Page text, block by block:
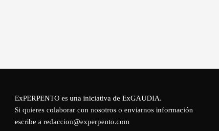
ExPERPENTO es una iniciativa de ExGAUDIA.
Si quieres colaborar con nosotros o enviarnos información
escribe a redaccion@experpento.com